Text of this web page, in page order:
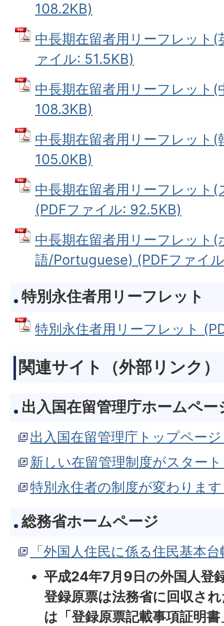
108.2KB)
中長期在留者用リーフレット
ァイル: 51.5KB)
中長期在留者用リーフレット
108.3KB)
中長期在留者用リーフレット
105.0KB)
中長期在留者用リーフレット
(PDFファイル: 92.5KB)
中長期在留者用リーフレット(
語/Portuguese) (PDFファイ
特別永住者用リーフレット
特別永住者用リーフレット
関連サイト（外部リンク）
出入国在留管理庁ホームペー
出入国在留管理庁トップペー
新しい在留管理制度がスター
特別永住者の制度が変わりま
総務省ホームページ
「外国人住民に係る住民基本
平成24年7月9日の外国人登
登録原票は法務省に回収さ
は「登録原票記載事項証明